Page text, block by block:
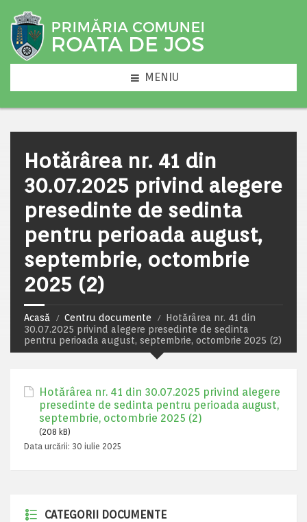
MENIU
Hotărârea nr. 41 din
30.07.2025 privind alegere
presedinte de sedinta
pentru perioada august,
septembrie, octombrie
2025 (2)
Acasă Centru documente
Hotărârea nr. 41 din
30.07.2025 privind alegere presedinte de sedinta
pentru perioada august, septembrie, octombrie 2025 (2)
Hotărârea nr. 41 din 30.07.2025 privind alegere
presedinte de sedinta pentru perioada august,
septembrie, octombrie 2025 (2)
(208 kB)
Data urcării: 30 iulie 2025
CATEGORII DOCUMENTE